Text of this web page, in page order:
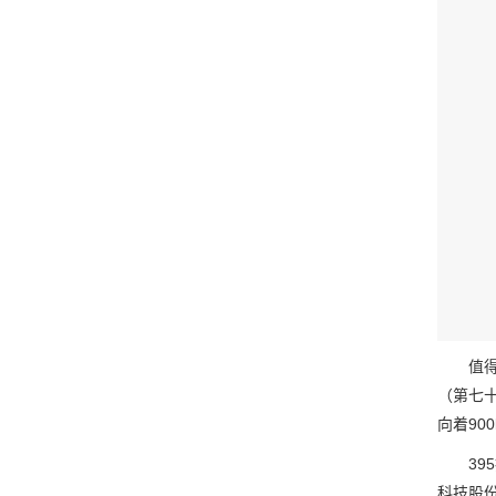
值得
（第七
向着
395批